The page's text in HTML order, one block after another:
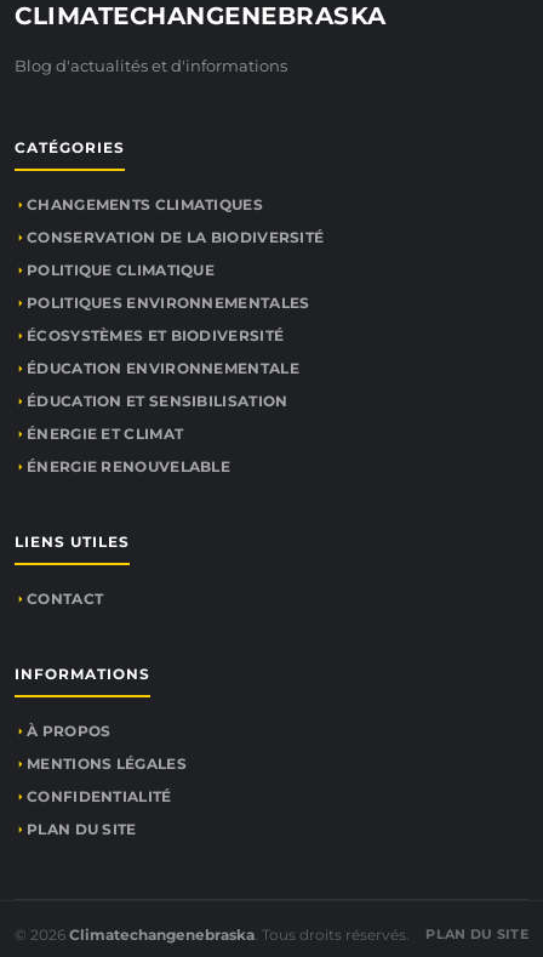
CLIMATECHANGENEBRASKA
Blog d'actualités et d'informations
CATÉGORIES
CHANGEMENTS CLIMATIQUES
CONSERVATION DE LA BIODIVERSITÉ
POLITIQUE CLIMATIQUE
POLITIQUES ENVIRONNEMENTALES
ÉCOSYSTÈMES ET BIODIVERSITÉ
ÉDUCATION ENVIRONNEMENTALE
ÉDUCATION ET SENSIBILISATION
ÉNERGIE ET CLIMAT
ÉNERGIE RENOUVELABLE
LIENS UTILES
CONTACT
INFORMATIONS
À PROPOS
MENTIONS LÉGALES
CONFIDENTIALITÉ
PLAN DU SITE
© 2026 Climatechangenebraska. Tous droits réservés. PLAN DU SITE